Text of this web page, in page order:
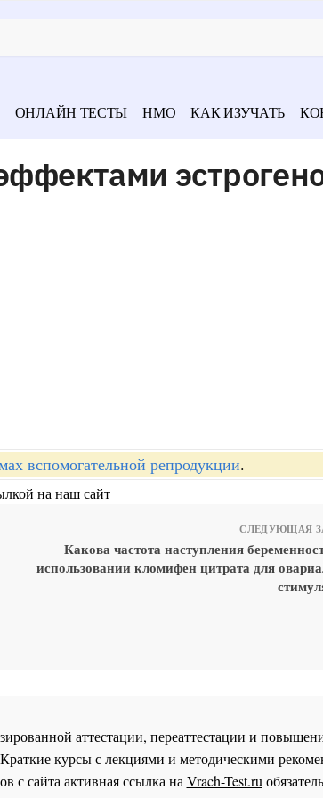
ОНЛАЙН ТЕСТЫ НМО КАК ИЗУЧАТЬ
вспомогательной репродукции.
на наш сайт
СЛЕДУЮЩАЯ
Какова частота наступления
использовании кломифен цитрата для
аттестации, переаттестации и
курсы с лекциями и методическими
с сайта активная ссылка наVrach-Test.ru